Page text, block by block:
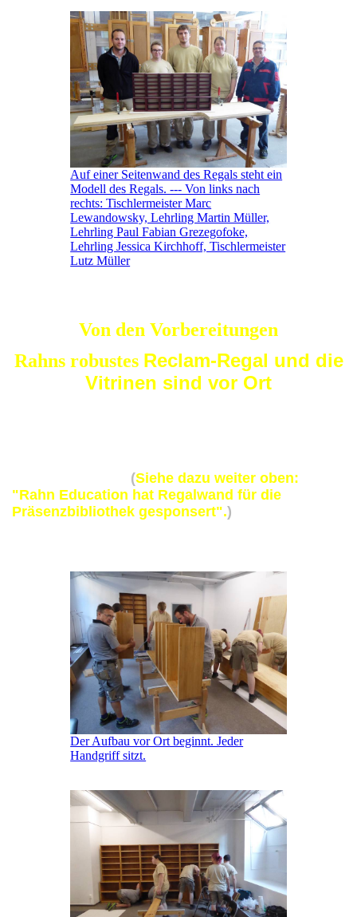
Auf einer Seitenwand des Regals steht ein
Modell des Regals. --- Von links nach
rechts: Tischlermeister Marc
Lewandowsky, Lehrling Martin Müller,
Lehrling Paul Fabian Grezegofoke,
Lehrling Jessica Kirchhoff, Tischlermeister
Lutz Müller
Von den Vorbereitungen
Rahns robustes Reclam-Regal und die
Vitrinen sind vor Ort
(Siehe dazu weiter oben:
"Rahn Education hat Regalwand für die
Präsenzbibliothek gesponsert".)
Der Aufbau vor Ort beginnt. Jeder
Handgriff sitzt.